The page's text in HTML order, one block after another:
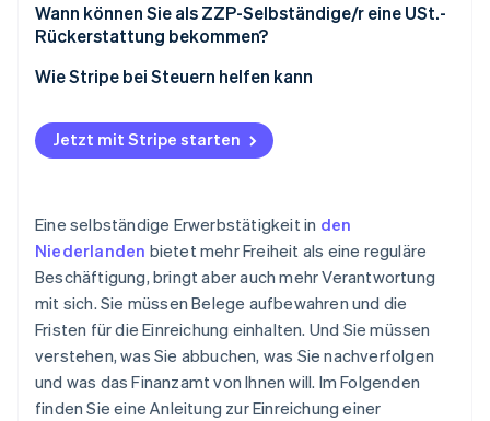
Ihre Aufzeichnungen auf dem neuesten Stand
Anmeldung im Steuerportal
Ausfüllen der USt.-Anmeldung
Steuerschuld bezahlen
USt.-Anmeldung für Verkäufe in EU-Länder
Wann können Sie als ZZP-Selbständige/r eine USt.-
Rückerstattung bekommen?
Sie haben mehr ausgegeben, als Sie verdient haben
Sie arbeiten hauptsächlich für Nicht-EU-Kundinnen
und Kunden
Sie verkaufen zum ermäßigten Steuersatz, kaufen
aber zum Regelsatz
Wie Stripe bei Steuern helfen kann
Jetzt mit Stripe starten
Eine selbständige Erwerbstätigkeit in den
Niederlanden bietet mehr Freiheit als eine reguläre
Beschäftigung, bringt aber auch mehr Verantwortung
mit sich. Sie müssen Belege aufbewahren und die
Fristen für die Einreichung einhalten. Und Sie müssen
verstehen, was Sie abbuchen, was Sie nachverfolgen
und was das Finanzamt von Ihnen will. Im Folgenden
finden Sie eine Anleitung zur Einreichung einer